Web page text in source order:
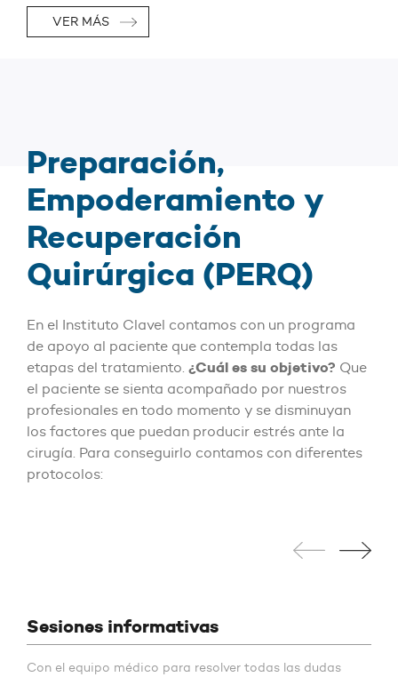
VER MÁS
Preparación,
Empoderamiento y
Recuperación
Quirúrgica (PERQ)
En el Instituto Clavel contamos con un programa
de apoyo al paciente que contempla todas las
etapas del tratamiento. ¿Cuál es su objetivo? Que
el paciente se sienta acompañado por nuestros
profesionales en todo momento y se disminuyan
los factores que puedan producir estrés ante la
cirugía. Para conseguirlo contamos con diferentes
protocolos:
Sesiones informativas
Con el equipo médico para resolver todas las dudas